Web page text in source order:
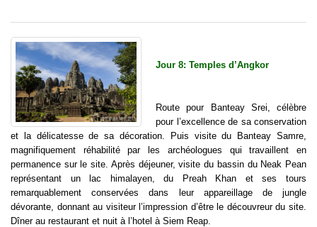
Jour 8: Temples d’Angkor
Route pour Banteay Srei, célèbre
pour l’excellence de sa conservation
et la délicatesse de sa décoration. Puis visite du Banteay Samre,
magnifiquement réhabilité par les archéologues qui travaillent en
permanence sur le site. Après déjeuner, visite du bassin du Neak Pean
représentant un lac himalayen, du Preah Khan et ses tours
remarquablement conservées dans leur appareillage de jungle
dévorante, donnant au visiteur l’impression d’être le découvreur du site.
Dîner au restaurant et nuit à l’hotel à Siem Reap.